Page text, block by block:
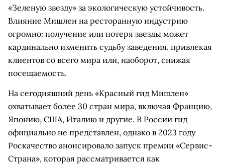
«Зеленую звезду» за экологическую устойчивость.
Влияние Мишлен на ресторанную индустрию
огромно: получение или потеря звезды может
кардинально изменить судьбу заведения, привлекая
клиентов со всего мира или, наоборот, снижая
посещаемость.
На сегодняшний день «Красный гид Мишлен»
охватывает более 30 стран мира, включая Францию,
Японию, США, Италию и другие. В России гид
официально не представлен, однако в 2023 году
Роскачество анонсировало запуск премии «Сервис-
Страна», которая рассматривается как